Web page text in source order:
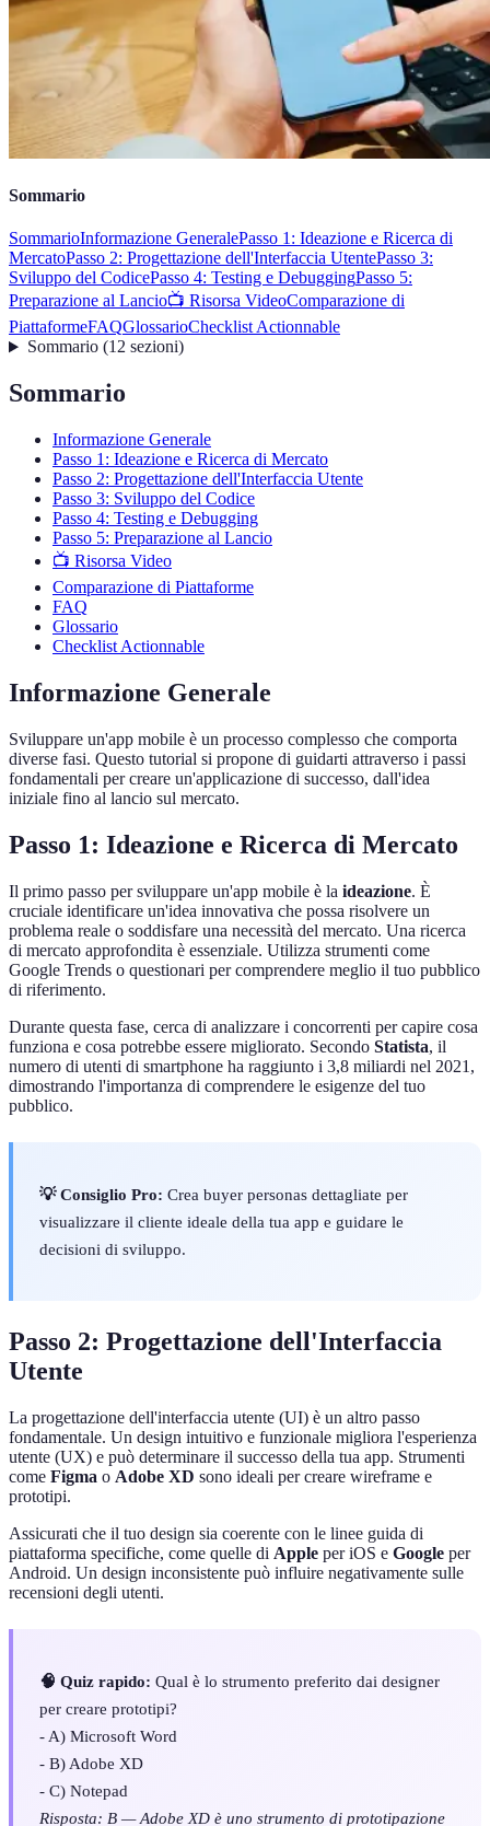
Sommario
SommarioInformazione GeneralePasso 1: Ideazione e Ricerca di
MercatoPasso 2: Progettazione dell'Interfaccia UtentePasso 3:
Sviluppo del CodicePasso 4: Testing e DebuggingPasso 5:
Preparazione al Lancio📺 Risorsa VideoComparazione di
PiattaformeFAQGlossarioChecklist Actionnable
Sommario(12 sezioni)
Sommario
Informazione Generale
Passo 1: Ideazione e Ricerca di Mercato
Passo 2: Progettazione dell'Interfaccia Utente
Passo 3: Sviluppo del Codice
Passo 4: Testing e Debugging
Passo 5: Preparazione al Lancio
📺 Risorsa Video
Comparazione di Piattaforme
FAQ
Glossario
Checklist Actionnable
Informazione Generale
Sviluppare un'app mobile è un processo complesso che comporta
diverse fasi. Questo tutorial si propone di guidarti attraverso i passi
fondamentali per creare un'applicazione di successo, dall'idea
iniziale fino al lancio sul mercato.
Passo 1: Ideazione e Ricerca di Mercato
Il primo passo per sviluppare un'app mobile è la ideazione. È
cruciale identificare un'idea innovativa che possa risolvere un
problema reale o soddisfare una necessità del mercato. Una ricerca
di mercato approfondita è essenziale. Utilizza strumenti come
Google Trends o questionari per comprendere meglio il tuo pubblico
di riferimento.
Durante questa fase, cerca di analizzare i concorrenti per capire cosa
funziona e cosa potrebbe essere migliorato. Secondo Statista, il
numero di utenti di smartphone ha raggiunto i 3,8 miliardi nel 2021,
dimostrando l'importanza di comprendere le esigenze del tuo
pubblico.
💡 Consiglio Pro: Crea buyer personas dettagliate per
visualizzare il cliente ideale della tua app e guidare le
decisioni di sviluppo.
Passo 2: Progettazione dell'Interfaccia
Utente
La progettazione dell'interfaccia utente (UI) è un altro passo
fondamentale. Un design intuitivo e funzionale migliora l'esperienza
utente (UX) e può determinare il successo della tua app. Strumenti
come Figma o Adobe XD sono ideali per creare wireframe e
prototipi.
Assicurati che il tuo design sia coerente con le linee guida di
piattaforma specifiche, come quelle di Apple per iOS e Google per
Android. Un design inconsistente può influire negativamente sulle
recensioni degli utenti.
🧠 Quiz rapido: Qual è lo strumento preferito dai designer
per creare prototipi?
- A) Microsoft Word
- B) Adobe XD
- C) Notepad
Risposta: B — Adobe XD è uno strumento di prototipazione